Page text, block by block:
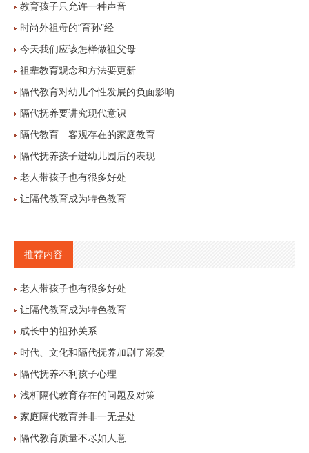
教育孩子只允许一种声音
时尚外祖母的“育孙”经
今天我们应该怎样做祖父母
祖辈教育观念和方法要更新
隔代教育对幼儿个性发展的负面影响
隔代抚养要讲究现代意识
隔代教育 客观存在的家庭教育
隔代抚养孩子进幼儿园后的表现
老人带孩子也有很多好处
让隔代教育成为特色教育
推荐内容
老人带孩子也有很多好处
让隔代教育成为特色教育
成长中的祖孙关系
时代、文化和隔代抚养加剧了溺爱
隔代抚养不利孩子心理
浅析隔代教育存在的问题及对策
家庭隔代教育并非一无是处
隔代教育质量不尽如人意